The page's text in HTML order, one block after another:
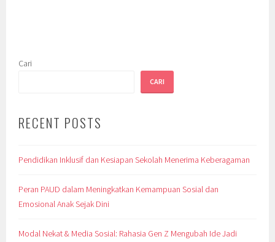
Cari
CARI
RECENT POSTS
Pendidikan Inklusif dan Kesiapan Sekolah Menerima Keberagaman
Peran PAUD dalam Meningkatkan Kemampuan Sosial dan
Emosional Anak Sejak Dini
Modal Nekat & Media Sosial: Rahasia Gen Z Mengubah Ide Jadi